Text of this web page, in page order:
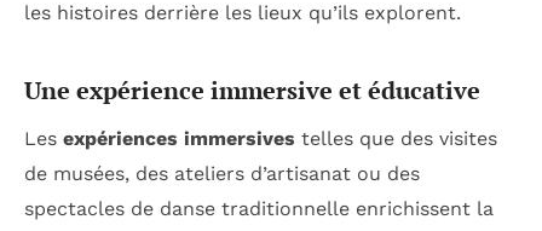
les histoires derrière les lieux qu’ils explorent.
Une expérience immersive et éducative
Les expériences immersives telles que des visites
de musées, des ateliers d’artisanat ou des
spectacles de danse traditionnelle enrichissent la